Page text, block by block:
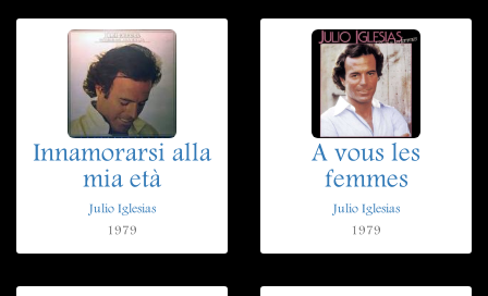
Innamorarsi alla
mia età
Julio Iglesias
1979
A vous les
femmes
Julio Iglesias
1979